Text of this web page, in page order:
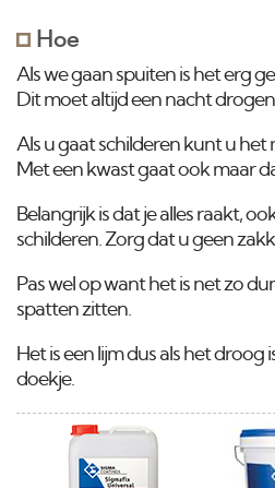
Hoe
Als we gaan spuiten is het erg
Dit moet altijd een nacht
Als u gaat schilderen kunt u het
Met een kwast gaat ook maar
Belangrijk is dat je alles raakt,
schilderen. Zorg dat u geen
Pas wel op want het is net zo
spatten zitten.
Het is een lijm dus als het
doekje.